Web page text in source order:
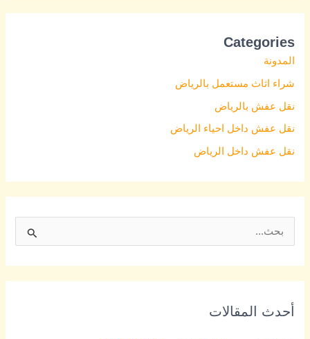
Categories
المدونة
شراء اثاث مستعمل بالرياض
نقل عفش بالرياض
نقل عفش داخل احياء الرياض
نقل عفش داخل الرياض
cأحدث المقالات